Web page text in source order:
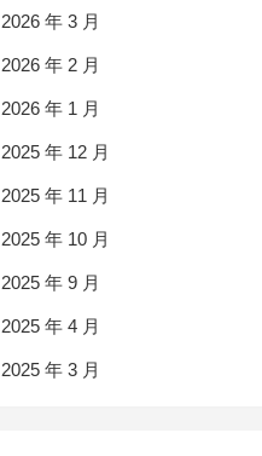
2026 年 3 月
2026 年 2 月
2026 年 1 月
2025 年 12 月
2025 年 11 月
2025 年 10 月
2025 年 9 月
2025 年 4 月
2025 年 3 月